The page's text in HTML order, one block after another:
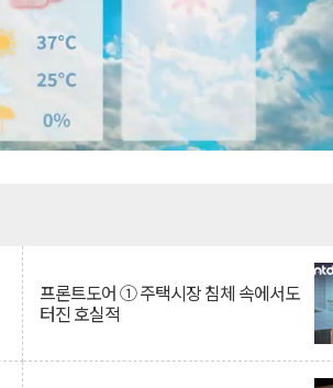
프론트도어 ① 주택시장 침체 속에서도
터진 호실적